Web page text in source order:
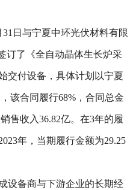
日与宁夏中环光伏材料有限
订了《全自动晶体生长炉采
交付设备，具体计划以宁夏
该合同履行68%，合同总金
售收入36.82亿。在3年的履
年，当期履行金额为29.25
设备商与下游企业的长期经